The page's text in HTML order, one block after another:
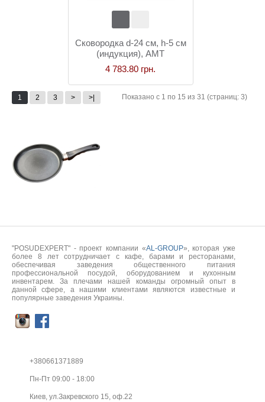
Сковородка d-24 см, h-5 см
(индукция), AMT
Gastroguss
4 783.80 грн.
1 2 3 > >| Показано с 1 по 15 из 31 (страниц: 3)
"POSUDEXPERT" - проект компании «AL-GROUP», которая уже
более 8 лет сотрудничает с кафе, барами и ресторанами,
обеспечивая заведения общественного питания
профессиональной посудой, оборудованием и кухонным
инвентарем. За плечами нашей команды огромный опыт в
данной сфере, а нашими клиентами являются известные и
популярные заведения Украины.
+380661371889
Пн-Пт 09:00 - 18:00
Киев, ул.Закревского 15, оф.22